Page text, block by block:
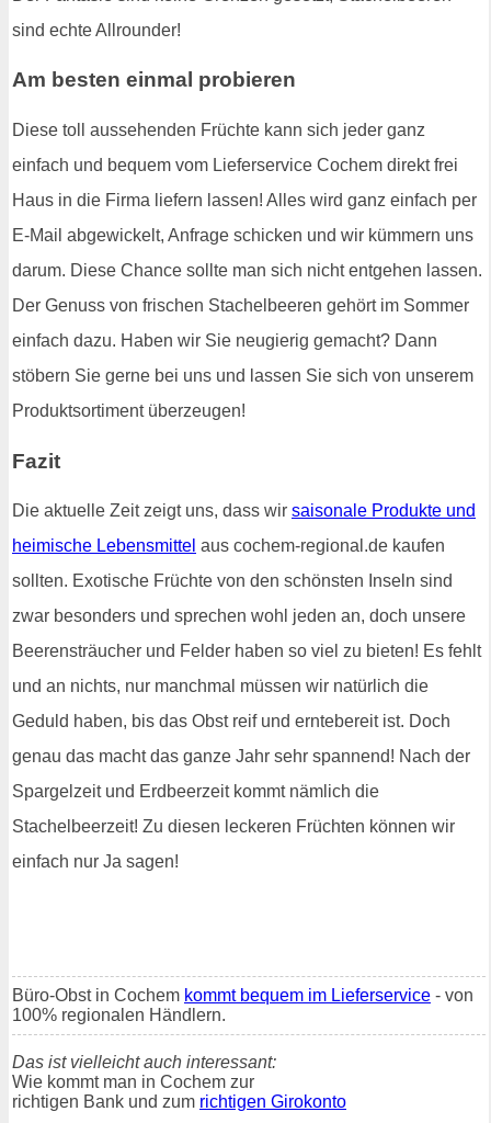
sind echte Allrounder!
Am besten einmal probieren
Diese toll aussehenden Früchte kann sich jeder ganz
einfach und bequem vom Lieferservice Cochem direkt frei
Haus in die Firma liefern lassen! Alles wird ganz einfach per
E-Mail abgewickelt, Anfrage schicken und wir kümmern uns
darum. Diese Chance sollte man sich nicht entgehen lassen.
Der Genuss von frischen Stachelbeeren gehört im Sommer
einfach dazu. Haben wir Sie neugierig gemacht? Dann
stöbern Sie gerne bei uns und lassen Sie sich von unserem
Produktsortiment überzeugen!
Fazit
Die aktuelle Zeit zeigt uns, dass wir saisonale Produkte und
heimische Lebensmittel aus cochem-regional.de kaufen
sollten. Exotische Früchte von den schönsten Inseln sind
zwar besonders und sprechen wohl jeden an, doch unsere
Beerensträucher und Felder haben so viel zu bieten! Es fehlt
und an nichts, nur manchmal müssen wir natürlich die
Geduld haben, bis das Obst reif und erntebereit ist. Doch
genau das macht das ganze Jahr sehr spannend! Nach der
Spargelzeit und Erdbeerzeit kommt nämlich die
Stachelbeerzeit! Zu diesen leckeren Früchten können wir
einfach nur Ja sagen!
Büro-Obst in Cochem kommt bequem im Lieferservice - von
100% regionalen Händlern.
Das ist vielleicht auch interessant:
Wie kommt man in Cochem zur
richtigen Bank und zum richtigen Girokonto